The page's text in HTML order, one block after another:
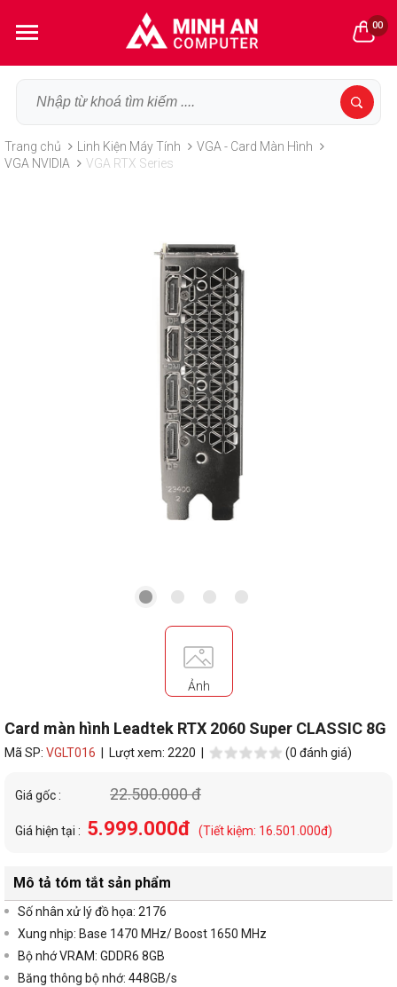
00
Trang chủ Linh Kiện Máy Tính
VGA - Card Màn Hình
VGA NVIDIA
VGA RTX Series
Ảnh
Card màn hình Leadtek RTX 2060 Super CLASSIC 8G
Mã SP: VGLT016 | Lượt xem: 2220 | (0 đánh giá)
Giá gốc : 22.500.000 đ
Giá hiện tại : 5.999.000đ (Tiết kiệm: 16.501.000đ)
Mô tả tóm tắt sản phẩm
Số nhân xử lý đồ họa: 2176
Xung nhịp: Base 1470 MHz/ Boost 1650 MHz
Bộ nhớ VRAM: GDDR6 8GB
Băng thông bộ nhớ: 448GB/s